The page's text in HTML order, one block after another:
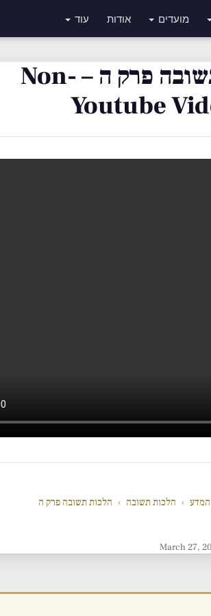
מועדים אודות עוד
הלכות תשובה פרק ה – Non-
Youtube
› הלכות תשובה › הלכות תשובה פרק ה
March 27,